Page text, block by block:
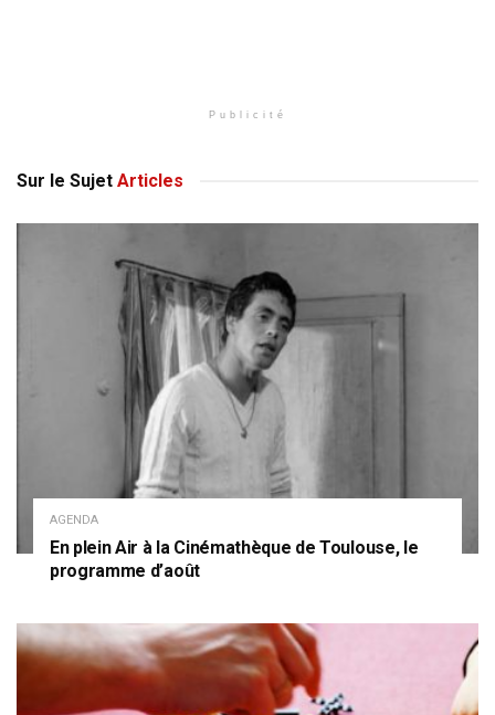
Publicité
Sur le Sujet Articles
AGENDA
En plein Air à la Cinémathèque de Toulouse, le
programme d’août